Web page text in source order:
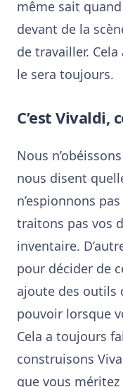
même sait
devant de la
de travailler.
le sera toujours.
C’est
Nous
nous disent
n’espionnons
traitons pas vos
inventaire.
pour décider de
ajoute des outils
pouvoir lorsque
Cela a toujours
construisons
que vous